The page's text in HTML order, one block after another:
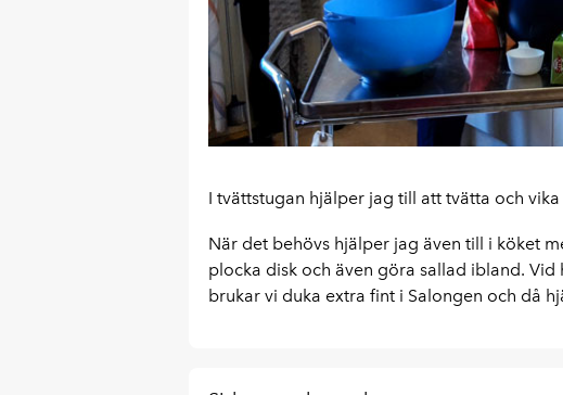
I tvättstugan hjälper jag till att tvätta och
När det behövs hjälper jag även till i köket
plocka disk och även göra sallad ibland.
brukar vi duka extra fint i Salongen och då